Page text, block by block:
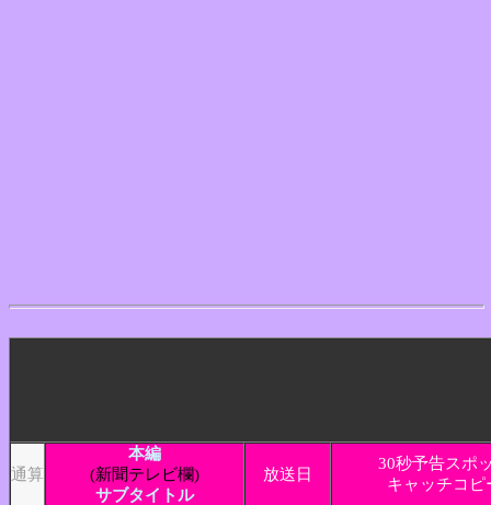
通算
本編
(新聞テレビ欄)
サブタイトル
放送日
30秒予告スポ
キャッチコピ